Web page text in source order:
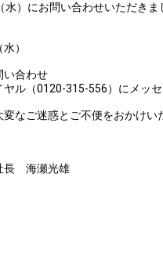
）にお問い合わせいただきま
）
い合わせ
0120-315-556）にメッセー
変なご迷惑とご不便をおかけ
社日本
海瀬光雄